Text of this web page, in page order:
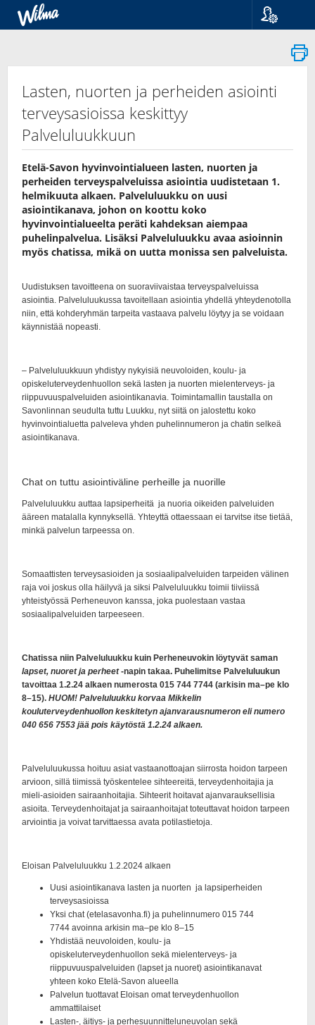
Suomi
Svenska
Lasten, nuorten ja perheiden asiointi
terveysasioissa keskittyy
Palveluluukkuun
Etelä-Savon hyvinvointialueen lasten, nuorten ja
perheiden terveyspalveluissa asiointia uudistetaan 1.
helmikuuta alkaen. Palveluluukku on uusi
asiointikanava, johon on koottu koko
hyvinvointialueelta peräti kahdeksan aiempaa
puhelinpalvelua. Lisäksi Palveluluukku avaa asioinnin
myös chatissa, mikä on uutta monissa sen palveluista.